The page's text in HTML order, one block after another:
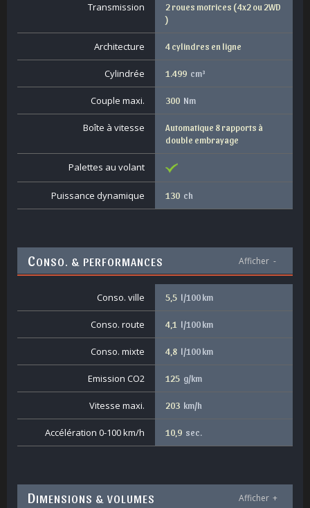
Transmission
2 roues motrices ( 4x2 ou 2WD
)
Architecture 4 cylindres en ligne
Cylindrée 1.499 cm³
Couple maxi. 300 Nm
Boîte à vitesse
Automatique 8 rapports à
double embrayage
Palettes au volant
Puissance dynamique 130 ch
CONSO. & PERFORMANCES Afficher -
Conso. ville 5,5 l/100 km
Conso. route 4,1 l/100 km
Conso. mixte 4,8 l/100 km
Emission CO2 125 g/km
Vitesse maxi. 203 km/h
Accélération 0-100 km/h 10,9 sec.
DIMENSIONS & VOLUMES Afficher +